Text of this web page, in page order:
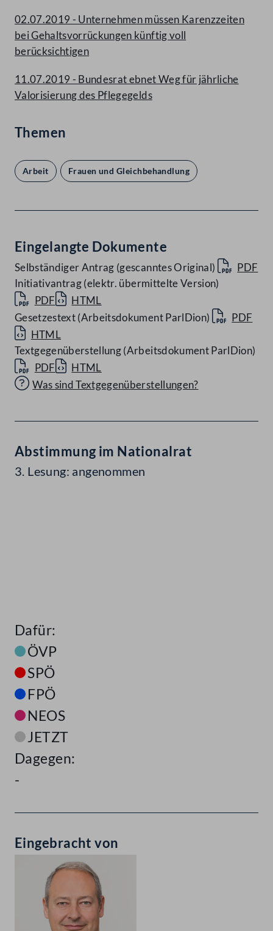
02.07.2019 - Unternehmen müssen Karenzzeiten
bei Gehaltsvorrückungen künftig voll
berücksichtigen
11.07.2019 - Bundesrat ebnet Weg für jährliche
Valorisierung des Pflegegelds
Themen
Arbeit Frauen und Gleichbehandlung
Eingelangte Dokumente
Selbständiger Antrag (gescanntes Original)
PDF
Initiativantrag (elektr. übermittelte Version)
PDF
HTML
Gesetzestext (Arbeitsdokument ParlDion)
PDF
HTML
Textgegenüberstellung (Arbeitsdokument ParlDion)
PDF
HTML
Was sind Textgegenüberstellungen?
Abstimmung im Nationalrat
3. Lesung: angenommen
Dafür:
ÖVP
SPÖ
FPÖ
NEOS
JETZT
Dagegen:
-
Eingebracht von